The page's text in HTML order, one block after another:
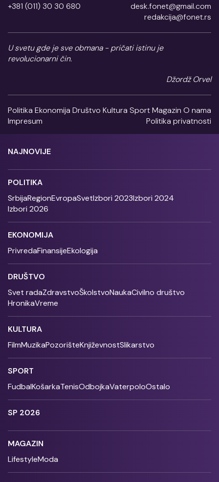
+381 (011) 30 30 680
desk.fonet@gmail.com
redakcija@fonet.rs
U svetu gde je sve obmana - pričati istinu je
revolucionarni čin.
Džordž Orvel
Politika Ekonomija Društvo Kultura SportMagazin O nama
Impresum
Politika privatnosti
NAJNOVIJE
POLITIKA
SrbijaRegionEvropaSvetIzbori 2023Izbori 2024
Izbori 2026
EKONOMIJA
PrivredaFinansijeEkologija
DRUŠTVO
Svet radaZdravstvoŠkolstvoNaukaCivilno društvo
HronikaVreme
KULTURA
FilmMuzikaPozorišteKnjiževnostSlikarstvo
SPORT
FudbalKošarkaTenisOdbojkaVaterpoloOstalo
SP 2026
MAGAZIN
LifestyleModa